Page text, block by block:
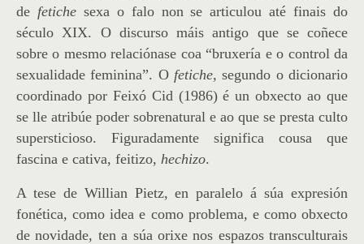
de fetichesexa o falo non se articulou até finais do
século XIX. O discurso máis antigo que se coñece
sobre o mesmo relaciónase coa “bruxería e o control da
sexualidade feminina”. O fetiche, segundo o dicionario
coordinado por Feixó Cid (1986) é un obxecto ao que
se lle atribúe poder sobrenatural e ao que se presta culto
supersticioso. Figuradamente significa cousa que
fascina e cativa, feitizo, hechizo.
A tese de Willian Pietz, en paralelo á súa expresión
fonética, como idea e como problema, e como obxecto
de novidade, ten a súa orixe nos espazos transculturais